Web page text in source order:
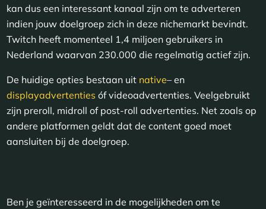
kan dus een interessant kanaal zijn om te adverteren
indien jouw doelgroep zich in deze nichemarkt bevindt.
Twitch heeft momenteel 1,4 miljoen gebruikers in
Nederland waarvan 230.000 die regelmatig actief zijn.
De huidige opties bestaan uit native– en
displayadvertenties óf videoadvertenties. Veelgebruikt
zijn preroll, midroll of post-roll advertenties. Net zoals op
andere platformen geldt dat de content goed moet
aansluiten bij de doelgroep.
Ben je geïnteresseerd in de mogelijkheden om te